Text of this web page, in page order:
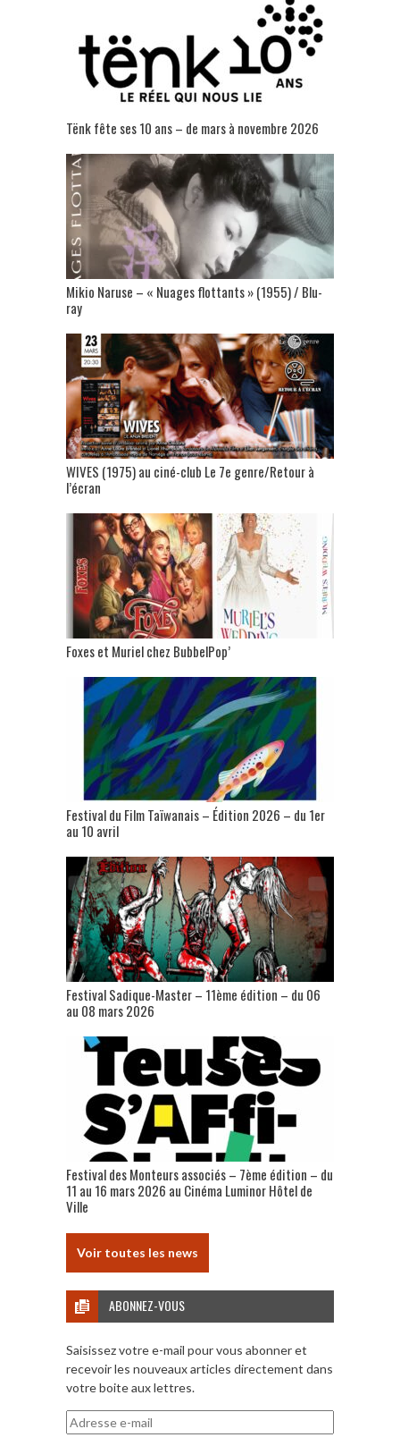
Tënk fête ses 10 ans – de mars à novembre 2026
Mikio Naruse – « Nuages flottants » (1955) / Blu-
ray
WIVES (1975) au ciné-club Le 7e genre/Retour à
l’écran
Foxes et Muriel chez BubbelPop’
Festival du Film Taïwanais – Édition 2026 – du 1er
au 10 avril
Festival Sadique-Master – 11ème édition – du 06
au 08 mars 2026
Festival des Monteurs associés – 7ème édition – du
11 au 16 mars 2026 au Cinéma Luminor Hôtel de
Ville
Voir toutes les news
ABONNEZ-VOUS
Saisissez votre e-mail pour vous abonner et
recevoir les nouveaux articles directement dans
votre boite aux lettres.
Adresse
e-